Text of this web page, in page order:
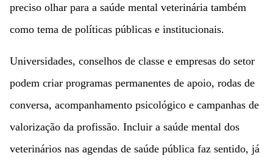
preciso olhar para a saúde mental veterinária também
como tema de políticas públicas e institucionais.
Universidades, conselhos de classe e empresas do setor
podem criar programas permanentes de apoio, rodas de
conversa, acompanhamento psicológico e campanhas de
valorização da profissão. Incluir a saúde mental dos
veterinários nas agendas de saúde pública faz sentido, já